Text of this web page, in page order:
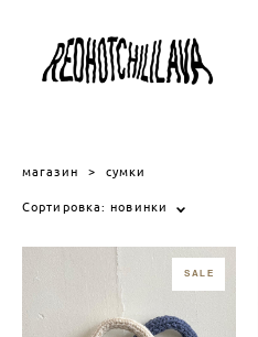
магазин > сумки
Сортировка: новинки
SALE